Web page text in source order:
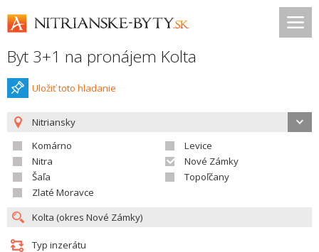
Byt 3+1 na pronájem Kolta
Uložiť toto hladanie
Nitriansky
Komárno
Levice
Nitra
Nové Zámky
Šaľa
Topoľčany
Zlaté Moravce
Typ inzerátu